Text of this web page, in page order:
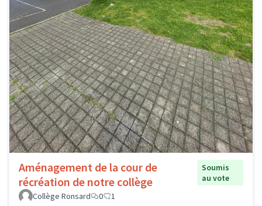
Aménagement de la cour de
récréation de notre collège
Soumis
au vote
Collège Ronsard
0 1